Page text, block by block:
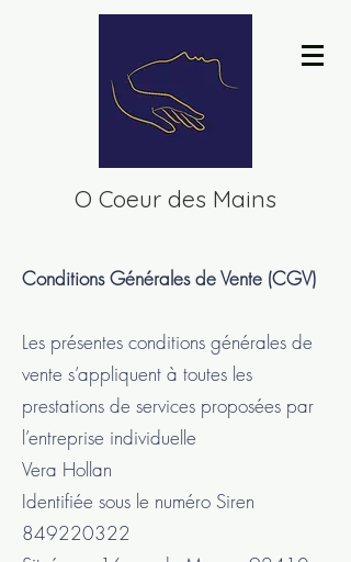
O Coeur des Mains
Conditions Générales de Vente (CGV)
Les présentes conditions générales de
vente s’appliquent à toutes les
prestations de services proposées par
l’entreprise individuelle
Vera Hollan
Identifiée sous le numéro Siren
849220322